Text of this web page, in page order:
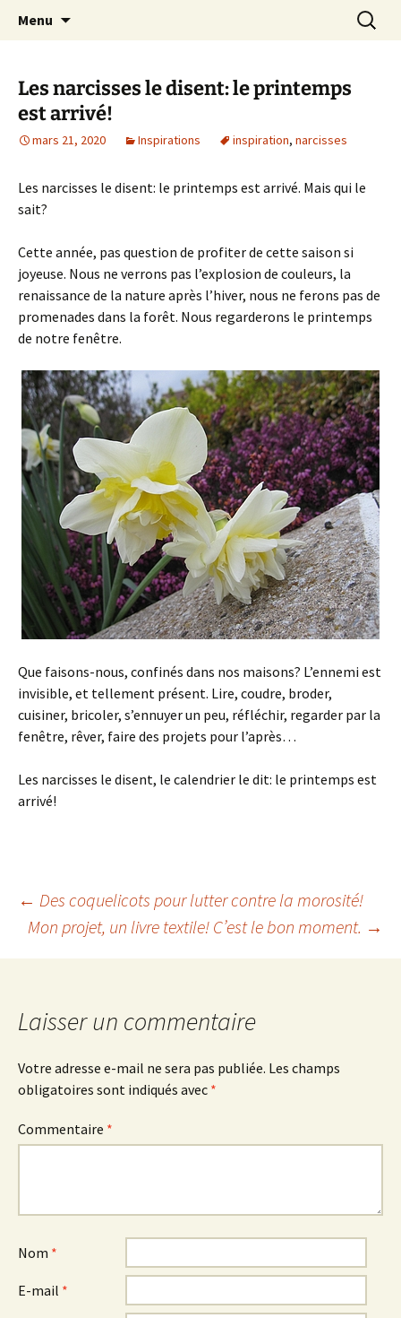
filsetcrayons
Le blog de Sophie A
Menu
Les narcisses le disent: le printemps
est arrivé!
mars 21, 2020 Inspirations inspiration, narcisses
Les narcisses le disent: le printemps est arrivé. Mais qui le
sait?
Cette année, pas question de profiter de cette saison si
joyeuse. Nous ne verrons pas l’explosion de couleurs, la
renaissance de la nature après l’hiver, nous ne ferons pas de
promenades dans la forêt. Nous regarderons le printemps
de notre fenêtre.
Que faisons-nous, confinés dans nos maisons? L’ennemi est
invisible, et tellement présent. Lire, coudre, broder,
cuisiner, bricoler, s’ennuyer un peu, réfléchir, regarder par la
fenêtre, rêver, faire des projets pour l’après…
Les narcisses le disent, le calendrier le dit: le printemps est
arrivé!
Navigation
des
articles
← Des coquelicots pour lutter contre la morosité!
Mon projet, un livre textile! C’est le bon moment. →
Laisser un commentaire
Votre adresse e-mail ne sera pas publiée. Les champs
obligatoires sont indiqués avec *
Commentaire *
Nom *
E-mail *